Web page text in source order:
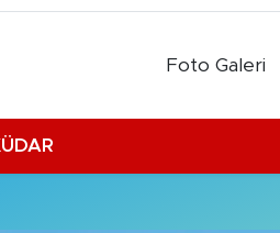
Foto Galeri